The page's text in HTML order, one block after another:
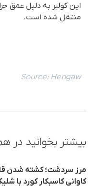
این کولبر به دلیل عمق
منتقل شده است.
Source: Hengaw
بیشتر بخوانید در
مرز سردشت؛ کشته شدن
کاوانی کاسبکار کورد با